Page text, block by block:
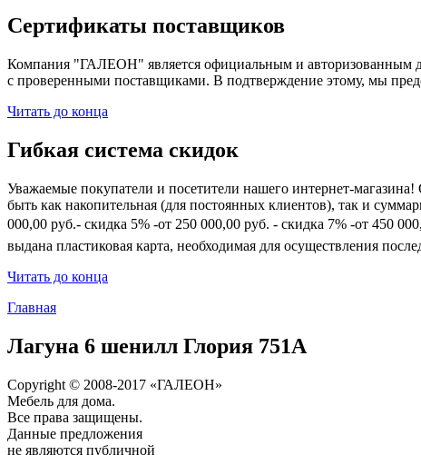
Сертификаты поставщиков
Компания "ГАЛЕОН" является официальным и авторизованным
с проверенными поставщиками. В подтверждение этому, мы
Читать до конца
Гибкая система скидок
Уважаемые покупатели и посетители нашего интернет-
быть как накопительная (для постоянных клиентов), так и
000,00 руб.- скидка 5% -от 250 000,00 руб. - скидка 7% -от 450
выдана пластиковая карта, необходимая для осуществления
Читать до конца
Главная
Лагуна 6 шенилл Глория 751А
Copyright © 2008-2017 «ГАЛЕОН»
Мебель для дома.
Все права защищены.
Данные предложения
не являются публичной